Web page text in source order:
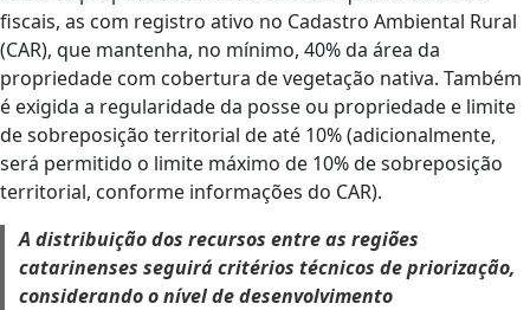
fiscais, as com registro ativo no Cadastro Ambiental Rural
(CAR), que mantenha, no mínimo, 40% da área da
propriedade com cobertura de vegetação nativa. Também
é exigida a regularidade da posse ou propriedade e limite
de sobreposição territorial de até 10% (adicionalmente,
será permitido o limite máximo de 10% de sobreposição
territorial, conforme informações do CAR).
A distribuição dos recursos entre as regiões
catarinenses seguirá critérios técnicos de priorização,
considerando o nível de desenvolvimento